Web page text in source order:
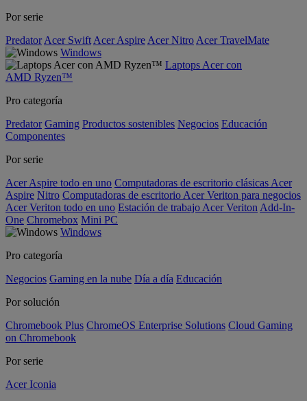
Por serie
Predator Acer Swift Acer Aspire Acer Nitro Acer TravelMate
Windows
Laptops Acer con
AMD Ryzen™
Pro categoría
Predator Gaming Productos sostenibles Negocios Educación
Componentes
Por serie
Acer Aspire todo en uno Computadoras de escritorio clásicas Acer
Aspire Nitro Computadoras de escritorio Acer Veriton para negocios
Acer Veriton todo en uno Estación de trabajo Acer Veriton Add-In-
One Chromebox Mini PC
Windows
Pro categoría
Negocios Gaming en la nube Día a día Educación
Por solución
Chromebook Plus ChromeOS Enterprise Solutions Cloud Gaming
on Chromebook
Por serie
Acer Iconia